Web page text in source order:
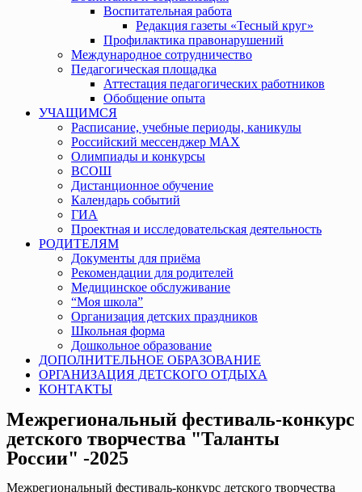
Воспитательная работа
Редакция газеты «Тесный круг»
Профилактика правонарушений
Международное сотрудничество
Педагогическая площадка
Аттестация педагогических работников
Обобщение опыта
УЧАЩИМСЯ
Расписание, учебные периоды, каникулы
Российский мессенджер MAX
Олимпиады и конкурсы
ВСОШ
Дистанционное обучение
Календарь событий
ГИА
Проектная и исследовательская деятельность
РОДИТЕЛЯМ
Документы для приёма
Рекомендации для родителей
Медицинское обслуживание
“Моя школа”
Организация детских праздников
Школьная форма
Дошкольное образование
ДОПОЛНИТЕЛЬНОЕ ОБРАЗОВАНИЕ
ОРГАНИЗАЦИЯ ДЕТСКОГО ОТДЫХА
КОНТАКТЫ
Межрегиональный фестиваль-конкурс
детского творчества "Таланты
России" -2025
Межрегиональный фестиваль-конкурс детского творчества